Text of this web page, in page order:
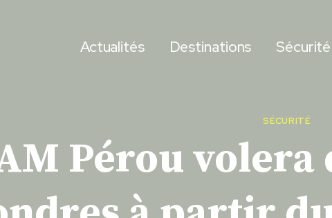
Actualités Destinations Sécurité
SÉCURITÉ
Pérou